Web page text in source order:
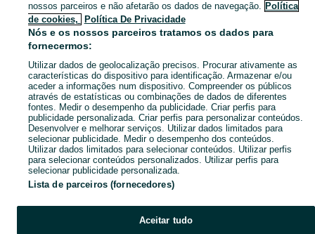
Mapa do site
Mapa das freguesias
Mapa de mini-sites
Pesquisas populares
nossos parceiros e não afetarão os dados de navegação. Política
de cookies,
Política De Privacidade
Nós e os nossos parceiros tratamos os dados para
fornecermos:
Utilizar dados de geolocalização precisos. Procurar ativamente as
características do dispositivo para identificação. Armazenar e/ou
aceder a informações num dispositivo. Compreender os públicos
através de estatísticas ou combinações de dados de diferentes
fontes. Medir o desempenho da publicidade. Criar perfis para
publicidade personalizada. Criar perfis para personalizar conteúdos.
Desenvolver e melhorar serviços. Utilizar dados limitados para
selecionar publicidade. Medir o desempenho dos conteúdos.
Utilizar dados limitados para selecionar conteúdos. Utilizar perfis
para selecionar conteúdos personalizados. Utilizar perfis para
selecionar publicidade personalizada.
Lista de parceiros (fornecedores)
Aceitar tudo